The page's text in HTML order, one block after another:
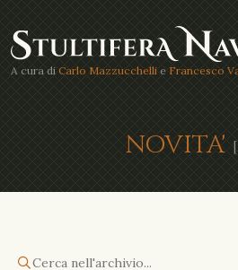
A cura di Carlo Mazzucchelli e Francesco
NOVITA'